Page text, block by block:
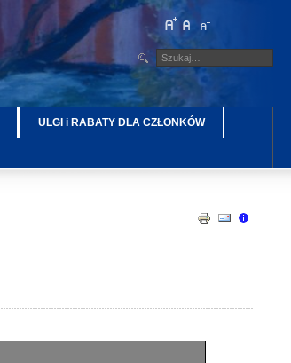
ULGI i RABATY DLA CZŁONKÓW